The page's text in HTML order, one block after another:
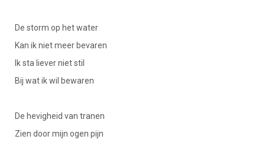
De storm op het water
Kan ik niet meer bevaren
Ik sta liever niet stil
Bij wat ik wil bewaren
De hevigheid van tranen
Zien door mijn ogen pijn